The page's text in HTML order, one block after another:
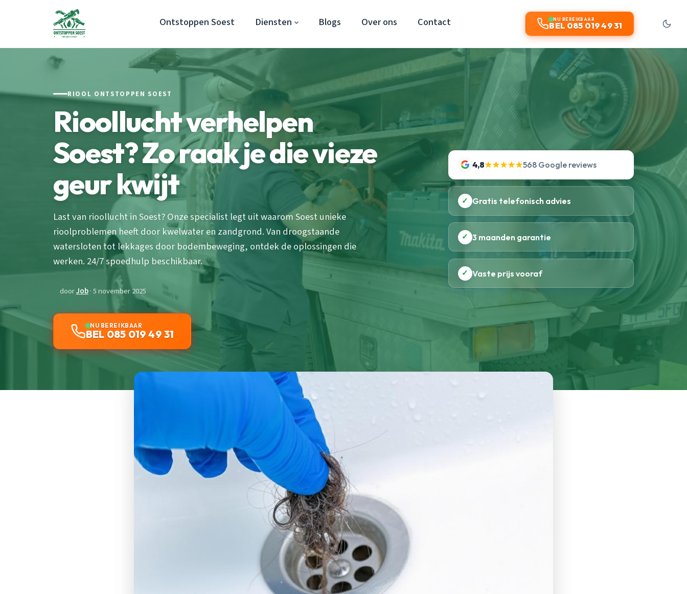
Ontstoppen Soest Diensten Blogs Over ons Contact NU BEREIKBAAR
BEL 085 019 49 31
RIOOL ONTSTOPPEN SOEST
Rioollucht verhelpen
Soest? Zo raak je die vieze
geur kwijt
Last van rioollucht in Soest? Onze specialist legt uit waarom Soest unieke
rioolproblemen heeft door kwelwater en zandgrond. Van droogstaande
watersloten tot lekkages door bodembeweging, ontdek de oplossingen die
werken. 24/7 spoedhulp beschikbaar.
doorJob· 5 november 2025
NU BEREIKBAAR
BEL 085 019 49 31
4,8★★★★★568 Google reviews
✓ Gratis telefonisch advies
✓ 3 maanden garantie
✓ Vaste prijs vooraf